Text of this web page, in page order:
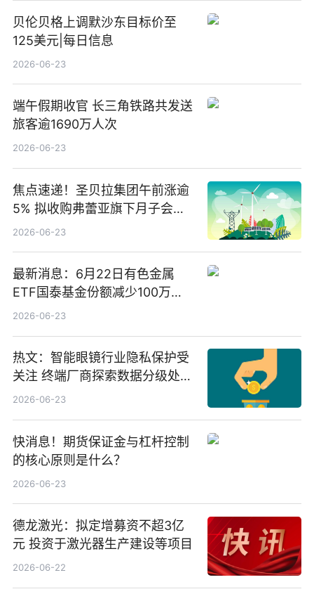
贝伦贝格上调默沙东目标价至
125美元|每日信息
2026-06-23
端午假期收官 长三角铁路共发送
旅客逾1690万人次
2026-06-23
焦点速递！圣贝拉集团午前涨逾
5% 拟收购弗蕾亚旗下月子会所
业务少数股权
2026-06-23
最新消息：6月22日有色金属
ETF国泰基金份额减少100万
份，重仓股紫金矿业、洛阳钼
2026-06-23
热文：智能眼镜行业隐私保护受
关注 终端厂商探索数据分级处理
等方案
2026-06-23
快消息！期货保证金与杠杆控制
的核心原则是什么？
2026-06-23
德龙激光：拟定增募资不超3亿
元 投资于激光器生产建设等项目
2026-06-22